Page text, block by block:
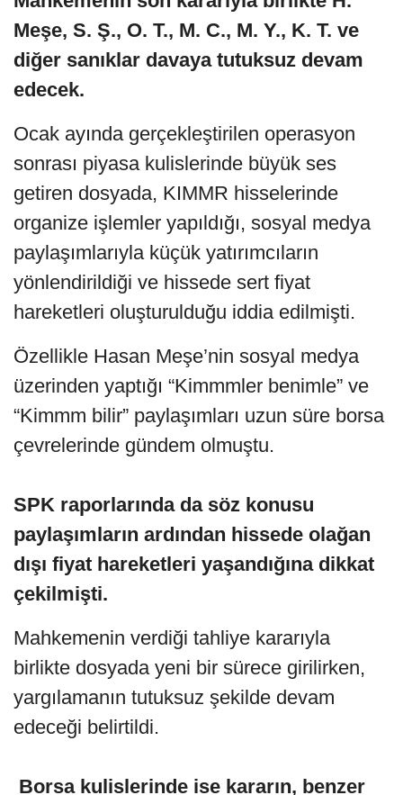
Meşe, S. Ş., O. T., M. C., M. Y., K. T. ve
diğer sanıklar davaya tutuksuz devam
edecek.
Ocak ayında gerçekleştirilen operasyon
sonrası piyasa kulislerinde büyük ses
getiren dosyada, KIMMR hisselerinde
organize işlemler yapıldığı, sosyal medya
paylaşımlarıyla küçük yatırımcıların
yönlendirildiği ve hissede sert fiyat
hareketleri oluşturulduğu iddia edilmişti.
Özellikle Hasan Meşe’nin sosyal medya
üzerinden yaptığı “Kimmmler benimle” ve
“Kimmm bilir” paylaşımları uzun süre borsa
çevrelerinde gündem olmuştu.
SPK raporlarında da söz konusu
paylaşımların ardından hissede olağan
dışı fiyat hareketleri yaşandığına dikkat
çekilmişti.
Mahkemenin verdiği tahliye kararıyla
birlikte dosyada yeni bir sürece girilirken,
yargılamanın tutuksuz şekilde devam
edeceği belirtildi.
Borsa kulislerinde ise kararın, benzer